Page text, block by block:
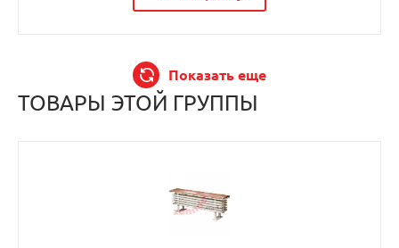
Показать еще
ТОВАРЫ ЭТОЙ ГРУППЫ